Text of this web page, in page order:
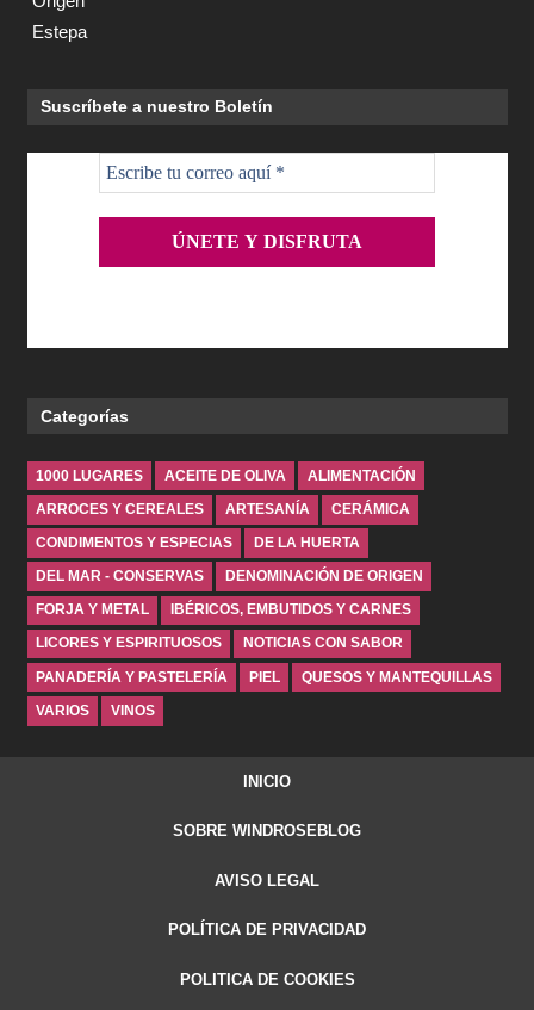
Suscríbete a nuestro Boletín
Categorías
1000 LUGARES ACEITE DE OLIVA ALIMENTACIÓN
ARROCES Y CEREALES ARTESANÍA CERÁMICA
CONDIMENTOS Y ESPECIAS DE LA HUERTA
DEL MAR - CONSERVAS DENOMINACIÓN DE ORIGEN
FORJA Y METAL IBÉRICOS, EMBUTIDOS Y CARNES
LICORES Y ESPIRITUOSOS NOTICIAS CON SABOR
PANADERÍA Y PASTELERÍA PIEL QUESOS Y MANTEQUILLAS
VARIOS VINOS
INICIO
SOBRE WINDROSEBLOG
AVISO LEGAL
POLÍTICA DE PRIVACIDAD
POLITICA DE COOKIES